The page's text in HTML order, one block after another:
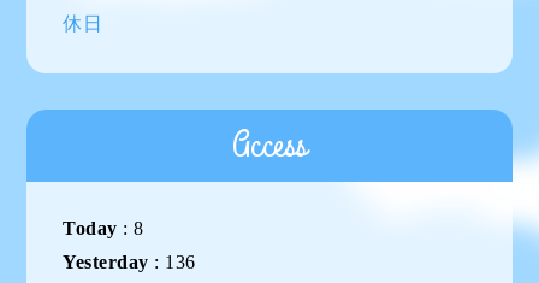
休日
Access
Today :8
Yesterday : 136